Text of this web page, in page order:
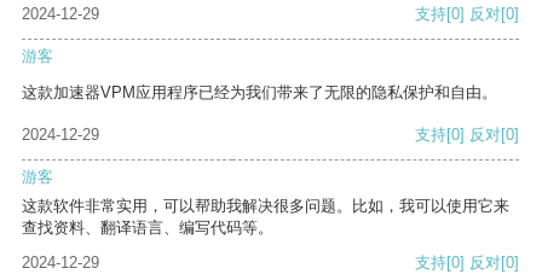
2024-12-29
支持[0] 反对[0]
游客
这款加速器VPM应用程序已经为我们带来了无限的隐私保护和自由。
2024-12-29 支持[0] 反对[0]
游客
这款软件非常实用，可以帮助我解决很多问题。比如，我可以使用它来
查找资料、翻译语言、编写代码等。
2024-12-29
支持[0] 反对[0]